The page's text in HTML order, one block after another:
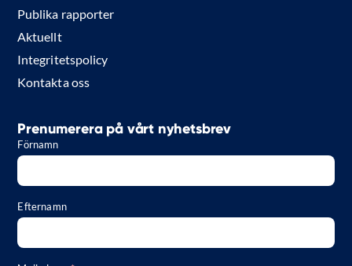
Publika rapporter
Aktuellt
Integritetspolicy
Kontakta oss
Prenumerera på vårt nyhetsbrev
Förnamn
Efternamn